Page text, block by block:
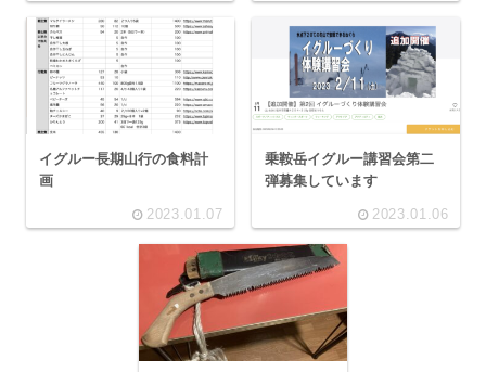
イグルー長期山行の食料計
画
2023.01.07
乗鞍岳イグルー講習会第二
弾募集しています
2023.01.06